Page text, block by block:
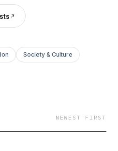
tekemään se
Society & Culture
NEWEST FIRST